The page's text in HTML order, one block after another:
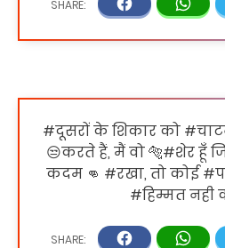
#दूसरों के शिकार को
😒करते हैं, मैं वो 🐅#शेर हूँ
कदम 👊 #रखा, तो कोई
#हिम्मत नही